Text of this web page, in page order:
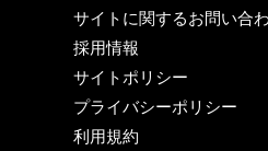
サイトに関するお問い合
採用情報
サイトポリシー
プライバシーポリシー
利用規約